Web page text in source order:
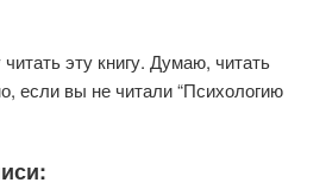
эту книгу. Думаю, читать
если вы не читали “Психологию